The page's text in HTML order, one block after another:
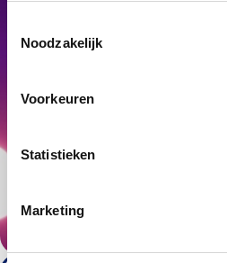
Noodzakelijk
Voorkeuren
Statistieken
Marketing